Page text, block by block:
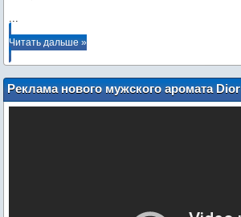
...
Читать дальше »
Реклама нового мужского аромата Dior
Homme Eau For Men